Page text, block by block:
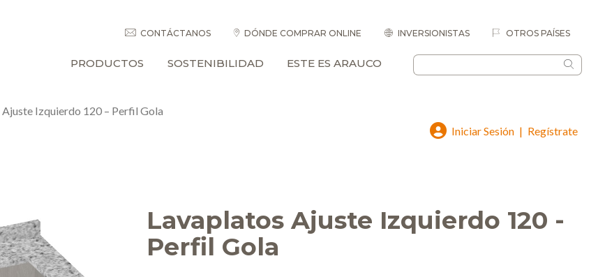
CONTÁCTANOS DÓNDE COMPRAR ONLINE INVERSIONISTAS OTROS PAÍSES
PRODUCTOS SOSTENIBILIDAD ESTE ES ARAUCO
Izquierdo 120 – Perfil Gola
Iniciar Sesión | Regístrate
Lavaplatos Ajuste Izquierdo 120 -
Perfil Gola